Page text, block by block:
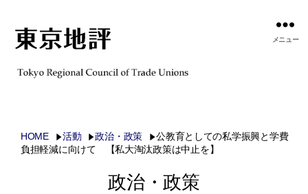
メニュー
HOME 活動 政治・政策
公教育としての私学振興と学費
負担軽減に向けて 【私大淘汰政策は中止を】
政治・政策